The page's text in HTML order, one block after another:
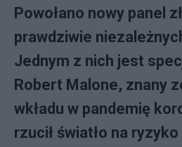
Powołano nowy panel
prawdziwie
Jednym z nich jest
Robert Malone, znany
wkładu w pandemię
rzucił światło na